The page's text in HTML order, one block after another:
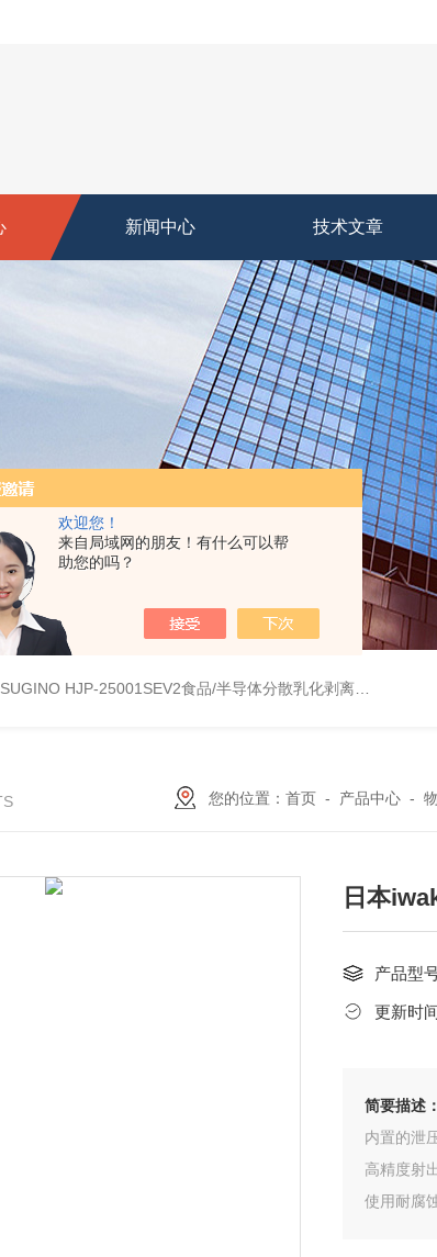
欢迎您！
来自局域网的朋友！有什么可以帮
助您的吗？
新闻中心 技术文章
SUGINO HJP-25001SEV2食品/半导体分散乳化剥离 湿法粉碎研磨机
您的位置： 首页- 产品中心-
日本
产品型
更新时
简要描述：
内置的泄
高精度射
使用耐腐